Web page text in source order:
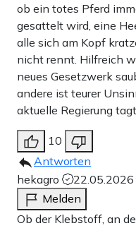
ob ein totes Pferd
gesattelt wird, eine
alle sich am Kopf
nicht rennt. Hilfreich
neues Gesetzwerk
andere ist teurer
aktuelle Regierung
10
Antworten
hekagro
Melden
Ob der Klebstoff, an